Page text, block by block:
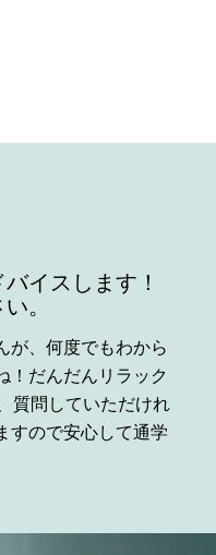
イスします！
。
が、何度でもわから
！だんだんリラック
質問していただけれ
すので安心して通学